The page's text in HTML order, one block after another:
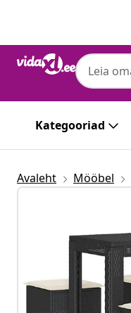
Kategooriad
Avaleht Mööbel